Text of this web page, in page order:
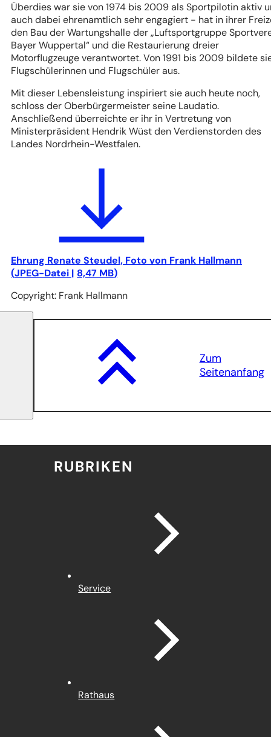
Überdies war sie von 1974 bis 2009 als Sportpilotin aktiv
auch dabei ehrenamtlich sehr engagiert - hat in ihrer
den Bau der Wartungshalle der „Luftsportgruppe
Bayer Wuppertal“ und die Restaurierung dreier
Motorflugzeuge verantwortet. Von 1991 bis 2009 bildete
Flugschülerinnen und Flugschüler aus.
Mit dieser Lebensleistung inspiriert sie auch heute noch,
schloss der Oberbürgermeister seine Laudatio.
Anschließend überreichte er ihr in Vertretung von
Ministerpräsident Hendrik Wüst den Verdienstorden des
Landes Nordrhein-Westfalen.
Ehrung Renate Steudel, Foto von Frank Hallmann
JPEG-Datei
8,47 MB
Copyright: Frank Hallmann
Zum
Seitenanfang
RUBRIKEN
Service
Rathaus